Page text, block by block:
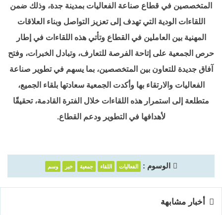
المتخصصين في قطاع صناعة الفعاليات بمدينة جدة، وذلك ضمن
اللقاءات الودية التي تهدف إلى تعزيز التواصل وبناء العلاقات
المهنية بين العاملين في القطاع وتأتي هذه اللقاءات في إطار
حرص الجمعية على إتاحة الفرصة للتعارف، وتبادل الخبرات، وفتح
آفاق جديدة للتعاون بين المتخصصين، بما يسهم في تطوير صناعة
الفعاليات والارتقاء بها وأكدت الجمعية سعادتها بلقاء الجميع،
متطلعة إلى استمرار هذه اللقاءات خلال الفترة القادمة، تحقيقًا
لأهدافها في التطوير ودعم القطاع.
الوسوم : الفعاليات اللقاء جمعية خبر وسم
أخبار مشابهة